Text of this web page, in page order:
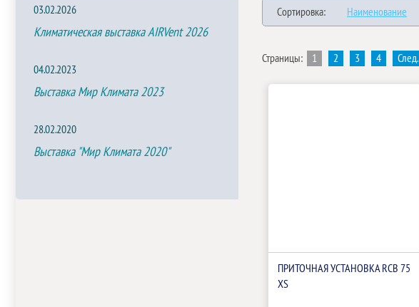
03.02.2026
Климатическая выставка AIRVent 2026
04.02.2023
Выставка Мир Климата 2023
28.02.2020
Выставка "Мир Климата 2020"
Сортировка: Наименование
Страницы: 1 2 3 4 След.
ПРИТОЧНАЯ УСТАНОВКА RCB 75
XS